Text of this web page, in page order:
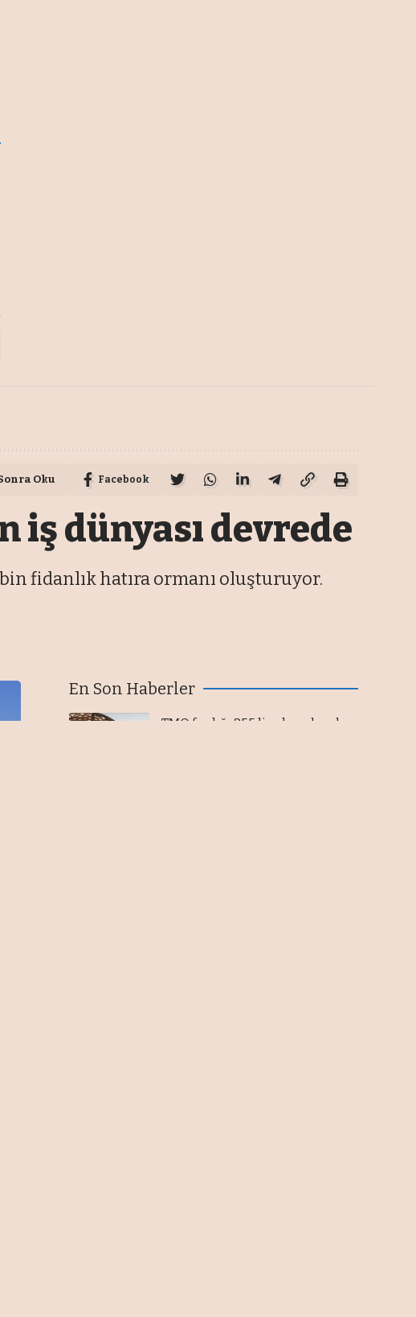
Oku Facebook
iş dünyası devrede
fidanlık hatıra ormanı oluşturuyor.
En Son Haberler
TMO fındığı 255 liradan alacak,